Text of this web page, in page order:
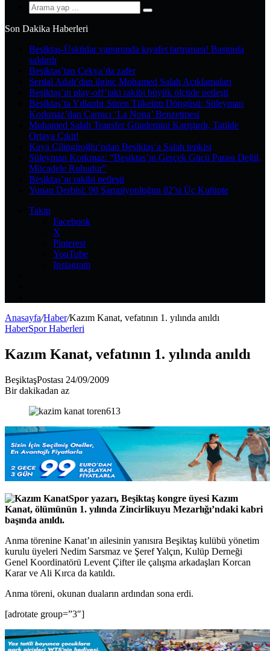
Arama
Son Dakika Haberleri
Beşiktaş-Üsküdar vapurunda kıyafet tartışması! Bastonla
saldırdı
Beşiktaş’tan Çekya’da zafer
Serdal Adalı’dan ilginç Mohamed Salah Açıklamaları
Beşiktaş’ın play-off’taki rakibi büyük ölçüde netleşti
Beşiktaş’ta Yıllardır Süren Tüketim Döngüsü: Süleyman
Korkmaz’dan Çarpıcı ‘La Nona’ Benzetmesi
Mohamed Salah Transfer Gündemini Karıştırdı, Tatilde
Ortaya Çıktı!
Kaya Çilingiroğlu’ndan Beşiktaş’a Salah tepkisi
Süleyman Korkmaz: “Beşiktaş’ın Gerçek Gücü Parası Değil,
Mücadele Ruhudur”
Beşiktaş’ın rakibi netleşti
Yunan Derbisi: 90 Şampiyonluğun 82’si Üç Kulüpte
Takip
Facebook
X
Pinterest
YouTube
Instagram
Anasayfa/Haber/Kazım Kanat, vefatının 1. yılında anıldı
HaberSpor Haberleri
Kazım Kanat, vefatının 1. yılında anıldı
BeşiktaşPostası Bir
e-
göndermek
24/09/2009
Bir dakikadan az
Spor yazarı, Beşiktaş kongre üyesi Kazım
Kanat, ölümünün 1. yılında Zincirlikuyu Mezarlığı’ndaki kabri
başında anıldı.
Anma törenine Kanat’ın ailesinin yanısıra Beşiktaş kulübü yönetim
kurulu üyeleri Nedim Sarsmaz ve Şeref Yalçın, Kulüp Derneği
Genel Koordinatörü Levent Çifter ile çalışma arkadaşları Korcan
Karar ve Ali Kırca da katıldı.
Anma töreni, okunan duaların ardından sona erdi.
[adrotate group=”3″]